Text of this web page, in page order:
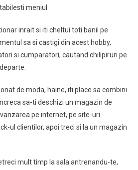
meniul.
inrait si iti cheltui toti banii pe
sa si castigi din acest hobby,
si cumparatori, cautand chilipiruri pe
de moda, haine, iti place sa combini
sa-ti deschizi un magazin de
pe internet, pe site-uri
ul clientilor, apoi treci si la un magazin
mult timp la sala antrenandu-te,